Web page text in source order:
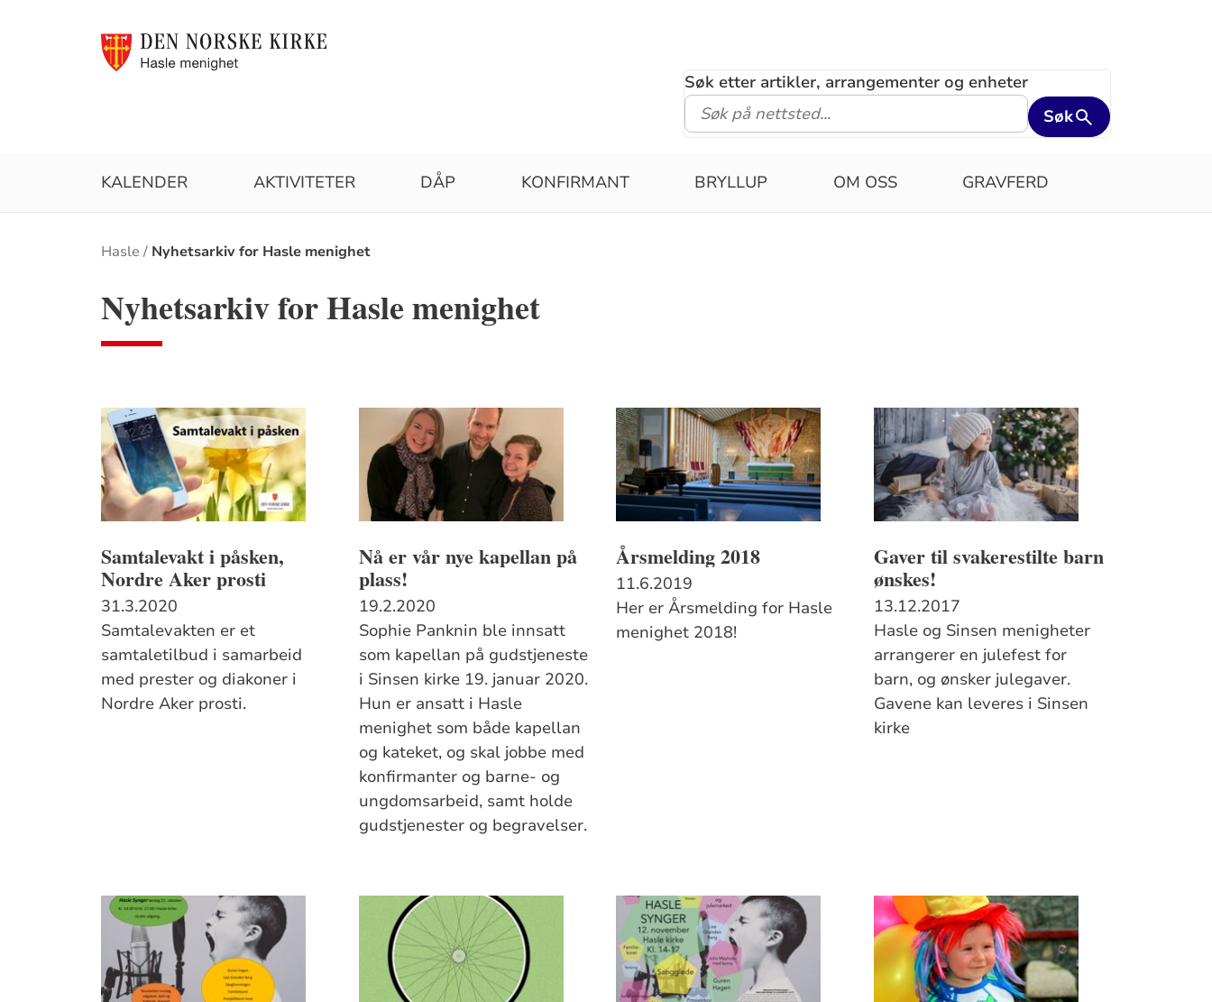
Søk etter artikler, arrangementer og enheter
Søk
KALENDER AKTIVITETER DÅP KONFIRMANT BRYLLUP OM OSS GRAVFERD
Brødsmulesti
Hasle Nyhetsarkiv for Hasle menighet
Nyhetsarkiv for Hasle menighet
Samtalevakt i påsken,
Nordre Aker prosti
31.3.2020
Samtalevakten er et
samtaletilbud i samarbeid
med prester og diakoner i
Nordre Aker prosti.
Nå er vår nye kapellan på
plass!
19.2.2020
Sophie Panknin ble innsatt
som kapellan på gudstjeneste
i Sinsen kirke 19. januar 2020.
Hun er ansatt i Hasle
menighet som både kapellan
og kateket, og skal jobbe med
konfirmanter og barne- og
ungdomsarbeid, samt holde
gudstjenester og begravelser.
Årsmelding 2018
11.6.2019
Her er Årsmelding for Hasle
menighet 2018!
Gaver til svakerestilte barn
ønskes!
13.12.2017
Hasle og Sinsen menigheter
arrangerer en julefest for
barn, og ønsker julegaver.
Gavene kan leveres i Sinsen
kirke